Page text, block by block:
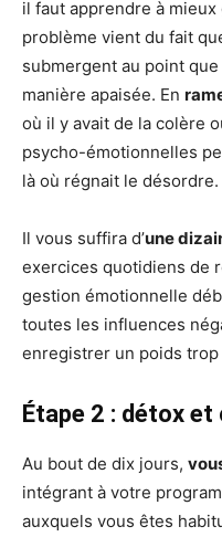
il faut apprendre à
problème vient du fait
submergent au point
manière apaisée. En
où il y avait de la colère
psycho-émotionnelles
là où régnait le désordre.
Il vous suffira d’une
exercices quotidiens de
gestion émotionnelle
toutes les influences
enregistrer un poids
Étape 2 : détox et
Au bout de dix jours,
intégrant à votre
auxquels vous êtes